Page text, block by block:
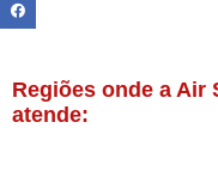
Regiões onde a Air
atende: